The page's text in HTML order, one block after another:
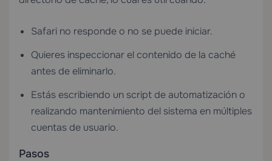
Safari no responde o no se puede iniciar.
Quieres inspeccionar el contenido de la caché
antes de eliminarlo.
Estás escribiendo un script de automatización o
realizando mantenimiento del sistema en múltiples
cuentas de usuario.
Pasos